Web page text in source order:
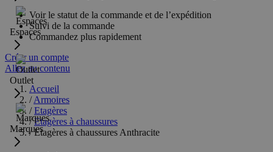
Espaces
Outlet
Marques
Voir le statut de la commande et de l’expédition
Suivi de la commande
Commandez plus rapidement
Créer un compte
Allez au contenu
Accueil
/ Armoires
/ Etagères
/ Etagères à chaussures
/ Etagères à chaussures Anthracite